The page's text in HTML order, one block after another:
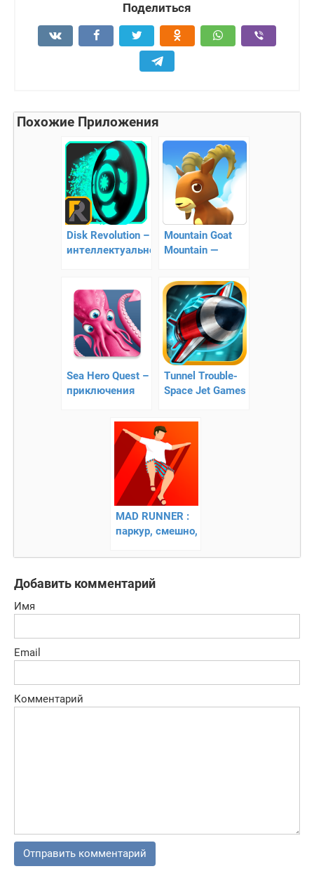
Поделиться
Похожие Приложения
Disk Revolution –
интеллектуальное
Mountain Goat
Mountain —
отважного
козла!
Sea Hero Quest –
приключения
Tunnel Trouble-
Space Jet Games
раннер
MAD RUNNER :
паркур, смешно,
Добавить комментарий
Имя
Email
Комментарий